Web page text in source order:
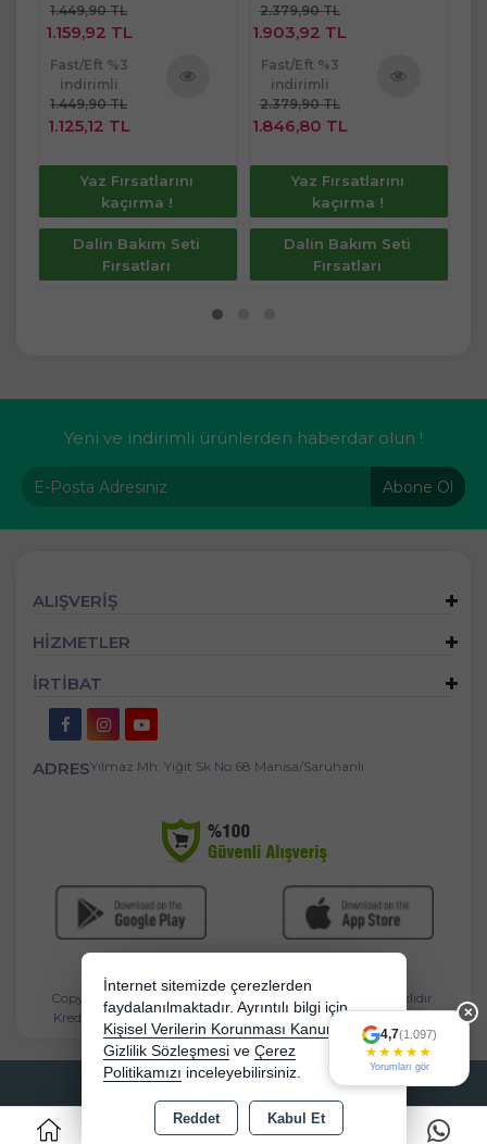
1.449,90 TL
1.159,92 TL
Fast/Eft %3
indirimli
1.449,90 TL
1.125,12 TL
Yaz Fırsatlarını
kaçırma !
Dalin Bakım Seti
Fırsatları
2.379,90 TL
1.903,92 TL
Fast/Eft %3
indirimli
2.379,90 TL
1.846,80 TL
Yaz Fırsatlarını
kaçırma !
Dalin Bakım Seti
Fırsatları
Yeni ve indirimli ürünlerden haberdar olun !
Abone Ol
ALIŞVERİŞ
HİZMETLER
İRTİBAT
ADRESYılmaz Mh. Yiğit Sk No:68 Manisa/Saruhanlı
Copyright 2026 bebekbeziburada.com - Tüm hakları saklıdır.
Kredi kartı bilgileriniz 256bit SSL sertifikası ile korunmaktadır.
Bu site AKINSOFT E-Ticaret ile hazırlanmıştır.
4,7(1.097)
Yorumları gör
✕
İnternet sitemizde çerezlerden
faydalanılmaktadır. Ayrıntılı bilgi için
Kişisel Verilerin Korunması Kanununu,
Gizlilik Sözleşmesi ve Çerez
Politikamızı inceleyebilirsiniz.
Reddet Kabul Et